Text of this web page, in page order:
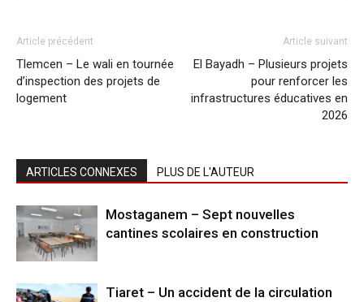
Article précédent
Tlemcen – Le wali en tournée
d’inspection des projets de
logement
Article suivant
El Bayadh – Plusieurs projets
pour renforcer les
infrastructures éducatives en
2026
ARTICLES CONNEXES PLUS DE L'AUTEUR
Mostaganem – Sept nouvelles
cantines scolaires en construction
Tiaret – Un accident de la circulation